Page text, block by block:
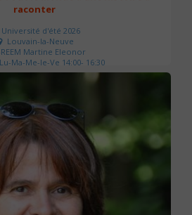
raconter
Université d'été 2026
Louvain-la-Neuve
Martine Eleonor
Ma-Me-Je-Ve 14:00- 16:30
de séances : 3